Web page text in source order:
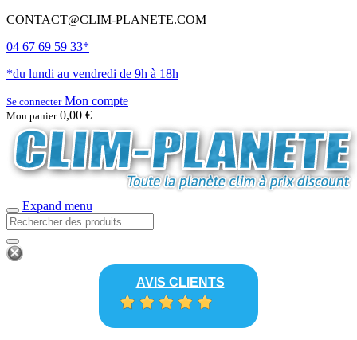
CONTACT@CLIM-PLANETE.COM
04 67 69 59 33*
*du lundi au vendredi de 9h à 18h
Se connecterMon compte
Mon panier 0,00 €
Expand menu
AVIS CLIENTS